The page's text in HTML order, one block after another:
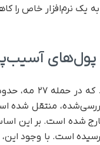
یک نرم‌افزار خاص را
شده است. بر این